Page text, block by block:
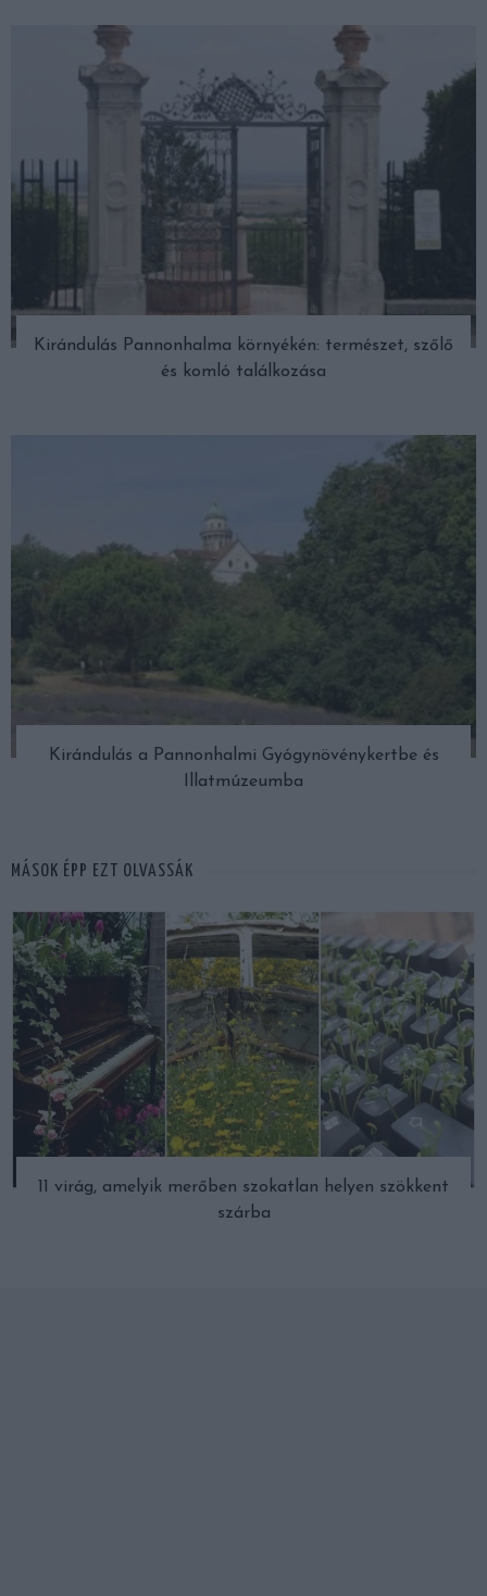
Kirándulás Pannonhalma környékén: természet, szőlő
és komló találkozása
Kirándulás a Pannonhalmi Gyógynövénykertbe és
Illatmúzeumba
MÁSOK ÉPP EZT OLVASSÁK
11 virág, amelyik merőben szokatlan helyen szökkent
szárba